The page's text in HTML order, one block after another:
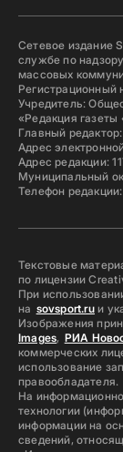
Сетевое издание
службе по
массовых
Учредитель:
«Редакция
Главный
Адрес
Адрес редакции:
Муниципальный
Телефон редакции:
Текстовые
по лицензии
При
на sovsport.ruи
Изображения
Images, РИА
коммерческих
использование
правообладателя.
На
технологии
информации на
сведений,